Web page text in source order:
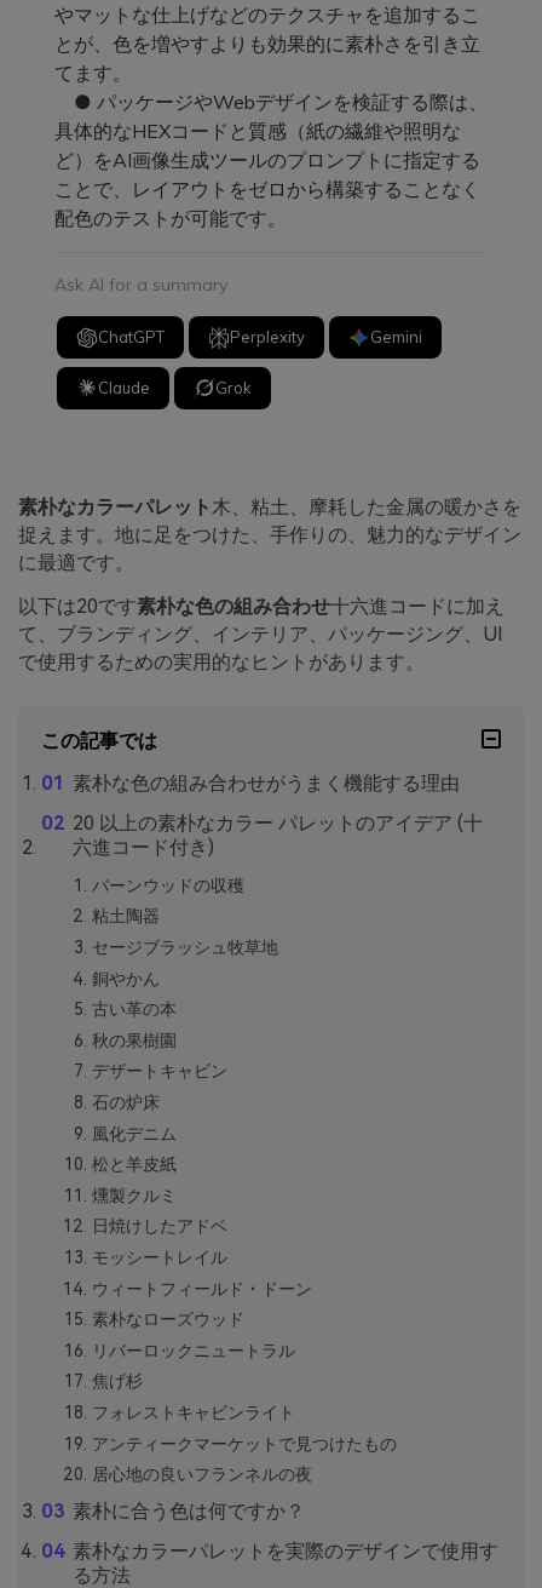
やマットな仕上げなどのテクスチャを追加するこ
とが、色を増やすよりも効果的に素朴さを引き立
てます。
● パッケージやWebデザインを検証する際は、
具体的なHEXコードと質感（紙の繊維や照明な
ど）をAI画像生成ツールのプロンプトに指定する
ことで、レイアウトをゼロから構築することなく
配色のテストが可能です。
Ask AI for a summary
ChatGPT Perplexity Gemini
Claude Grok
素朴なカラーパレット 木、粘土、摩耗した金属の暖かさを
捉えます。地に足をつけた、手作りの、魅力的なデザイン
に最適です。
以下は20です素朴な色の組み合わせ十六進コードに加え
て、ブランディング、インテリア、パッケージング、UI
で使用するための実用的なヒントがあります。
この記事では
素朴な色の組み合わせがうまく機能する理由
20 以上の素朴なカラー パレットのアイデア (十
六進コード付き)
バーンウッドの収穫
粘土陶器
セージブラッシュ牧草地
銅やかん
古い革の本
秋の果樹園
デザートキャビン
石の炉床
風化デニム
松と羊皮紙
燻製クルミ
日焼けしたアドベ
モッシートレイル
ウィートフィールド・ドーン
素朴なローズウッド
リバーロックニュートラル
焦げ杉
フォレストキャビンライト
アンティークマーケットで見つけたもの
居心地の良いフランネルの夜
素朴に合う色は何ですか？
素朴なカラーパレットを実際のデザインで使用す
る方法